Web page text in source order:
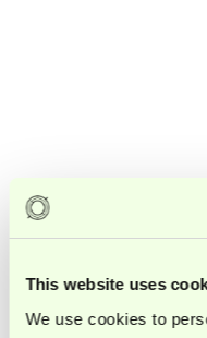
This website uses
We use cookies to